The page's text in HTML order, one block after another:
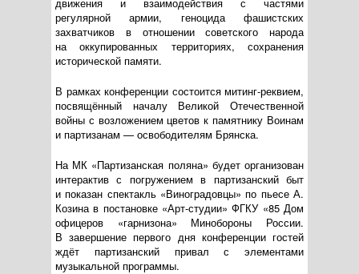
регулярной армии, геноцида фашистских
захватчиков в отношении советского народа
на оккупированных территориях, сохранения
исторической памяти.
В рамках конференции состоится митинг-реквием,
посвящённый началу Великой Отечественной
войны с возложением цветов к памятнику Воинам
и партизанам — освободителям Брянска.
На МК «Партизанская поляна» будет организован
интерактив с погружением в партизанский быт
и показан спектакль «Виноградовцы» по пьесе А.
Козина в постановке «Арт-студии» ФГКУ «85 Дом
офицеров «гарнизона» Минобороны России.
В завершение первого дня конференции гостей
ждёт партизанский привал с элементами
музыкальной программы.